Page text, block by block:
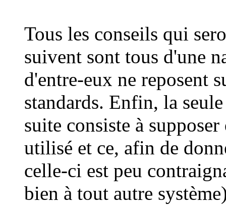
Tous les conseils qui
suivent sont tous d'une
d'entre-eux ne reposent
standards. Enfin, la
suite consiste à
utilisé et ce, afin de
celle-ci est peu
bien à tout autre